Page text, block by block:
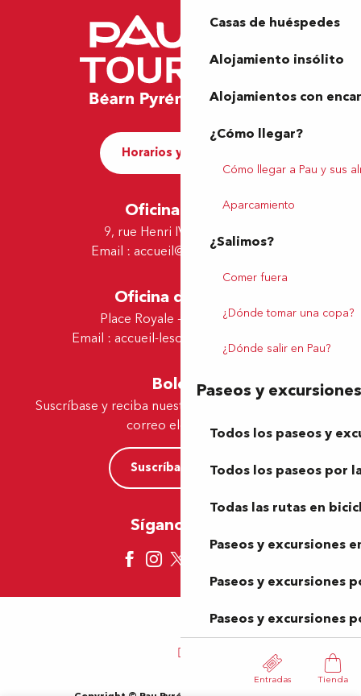
Casas de huéspedes
Alojamiento insólito
Alojamientos con
¿Cómo llegar?
Cómo llegar a Pau y sus
Aparcamiento
¿Salimos?
Comer fuera
¿Dónde tomar una copa?
¿Dónde salir en Pau?
Paseos y excursiones
Todos los paseos y
Todos los paseos por
Todas las rutas en
Paseos y excursiones
Paseos y excursiones
Paseos y excursiones
Entradas Tienda
Horarios y contacto
Oficina de Pau
9, rue Henri IV - 64000 Pau
Email : accueil@tourismepau.fr
Oficina de Lescar
Place Royale - 64230 Lescar
Email : accueil-lescar@tourismepau.fr
Boletín
Suscríbase y reciba nuestras ofertas y noticias por
correo electrónico
Suscríbase ahora
Síganos aquí